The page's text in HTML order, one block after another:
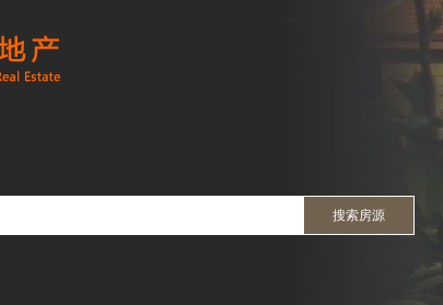
搜索房源